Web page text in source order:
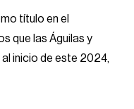
título en el
que las Águilas y
inicio de este 2024,